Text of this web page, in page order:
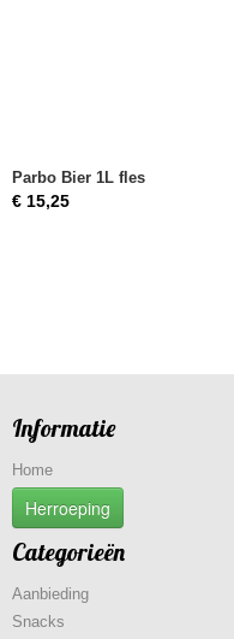
Parbo Bier 1L fles
€ 15,25
Informatie
Home
Herroeping
Categorieën
Aanbieding
Snacks